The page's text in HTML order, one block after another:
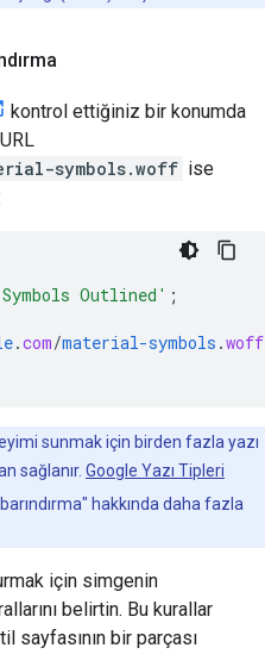
kontrol ettiğiniz bir konumda
symbols.woff ise
Outlined' ;
.com/material-symbols .woff
sunmak için birden fazla yazı
sağlanır. Google Yazı Tipleri
hakkında daha fazla
için simgenin
belirtin. Bu kurallar
sayfasının bir parçası